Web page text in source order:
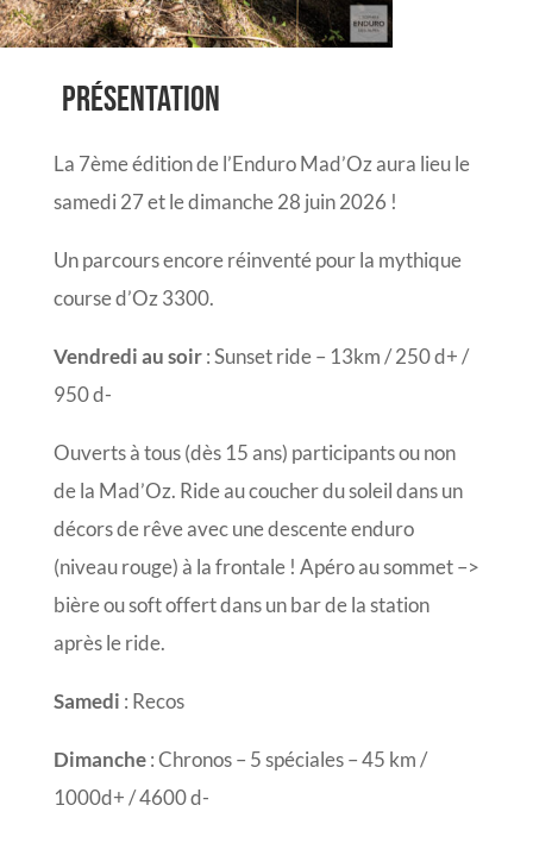
Présentation
La 7ème édition de l’Enduro Mad’Oz aura lieu le
samedi 27 et le dimanche 28 juin 2026 !
Un parcours encore réinventé pour la mythique
course d’Oz 3300.
Vendredi au soir: Sunset ride – 13km / 250 d+ /
950 d-
Ouverts à tous (dès 15 ans) participants ou non
de la Mad’Oz. Ride au coucher du soleil dans un
décors de rêve avec une descente enduro
(niveau rouge) à la frontale ! Apéro au sommet –>
bière ou soft offert dans un bar de la station
après le ride.
Samedi : Recos
Dimanche: Chronos – 5 spéciales – 45 km /
1000d+ / 4600 d-